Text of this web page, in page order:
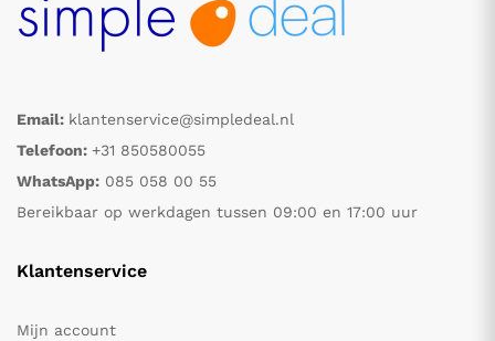
Email: klantenservice@simpledeal.nl
Telefoon: +31 850580055
WhatsApp: 085 058 00 55
Bereikbaar op werkdagen tussen 09:00 en 17:00 uur
Klantenservice
Mijn account